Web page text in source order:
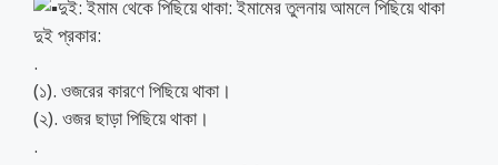
দুই: ইমাম থেকে পিছিয়ে থাকা: ইমামের তুলনায় আমলে পিছিয়ে থাকা
দুই প্রকার:
.
(১). ওজরের কারণে পিছিয়ে থাকা।
(২). ওজর ছাড়া পিছিয়ে থাকা।
.